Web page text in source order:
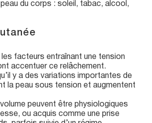
du corps : soleil, tabac, alcool,
les facteurs entraînant une tension
accentuer ce relâchement.
y a des variations importantes de
la peau sous tension et augmentent
peuvent être physiologiques
ou acquis comme une prise